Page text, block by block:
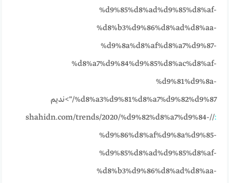
%d9%85%d8%ad%d9%85%d8%af-
%d8%b3%d9%86%d8%ad%d8%aa-
%d9%8a%d8%af%d8%a7%d9%87-
%d8%a7%d9%84%d9%85%d8%ac%d8%af-
%d9%81%d9%8a-
%d8%a3%d9%81%d8%a7%d9%82%d9%87/">نديم
:
//shahidn.com/trends/2020/%d9%82%d8%a7%d9%84-
%d9%86%d8%af%d9%8a%d9%85-
%d9%85%d8%ad%d9%85%d8%af-
%d8%b3%d9%86%d8%ad%d8%aa-